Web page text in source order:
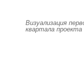
Визуализация
квартала